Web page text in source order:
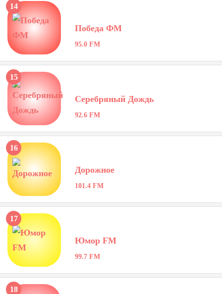
14
Победа ФМ
95.0 FM
15
Серебряный Дождь
92.6 FM
16
Дорожное
101.4 FM
17
Юмор FM
99.7 FM
18